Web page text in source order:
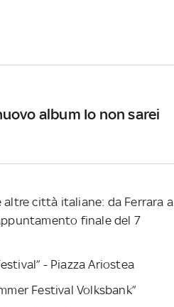
album Io non sarei
città italiane: da Ferrara a
finale del 7
- Piazza Ariostea
Festival Volksbank”